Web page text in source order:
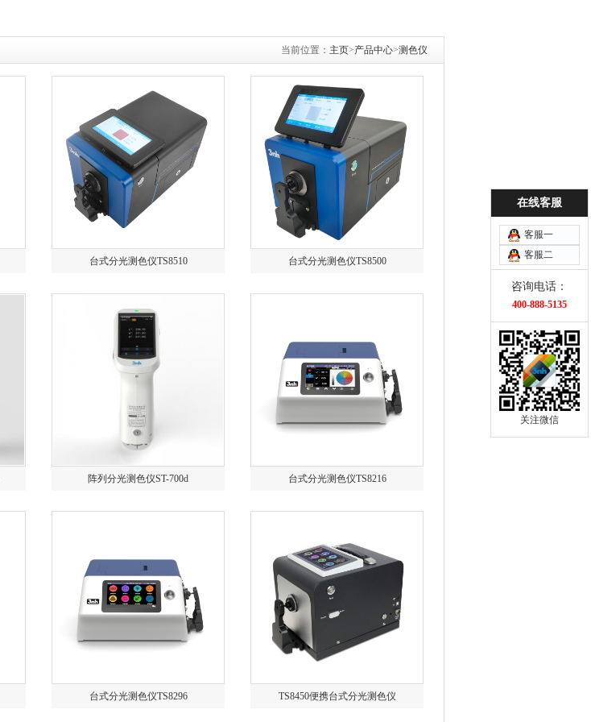
当前位置： 主页>产品中心>测色仪
台式分光测色仪TS8510 台式分光测色仪TS8500
阵列分光测色仪ST-700d 台式分光测色仪TS8216
台式分光测色仪TS8296 TS8450便携台式分光测色仪
在线客服
客服一
客服二
咨询电话：
400-888-5135
关注微信